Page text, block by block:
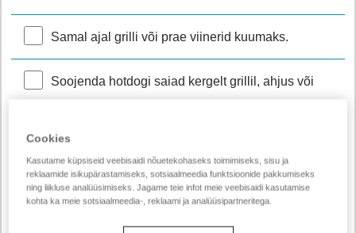
Samal ajal grilli või prae viinerid kuumaks.
Soojenda hotdogi saiad kergelt grillil, ahjus või
Pane saia sisse vorstike, lisa peale hakklihasegu
ja kata rohke riivjuustuga.
Lisa peale jalapeñosid ja hakitud sibulat.
Cookies
Kasutame küpsiseid veebisaidi nõuetekohaseks toimimiseks, sisu ja
reklaamide isikupärastamiseks, sotsiaalmeedia funktsioonide pakkumiseks
ning liikluse analüüsimiseks. Jagame teie infot meie veebisaidi kasutamise
kohta ka meie sotsiaalmeedia-, reklaami ja analüüsipartneritega.